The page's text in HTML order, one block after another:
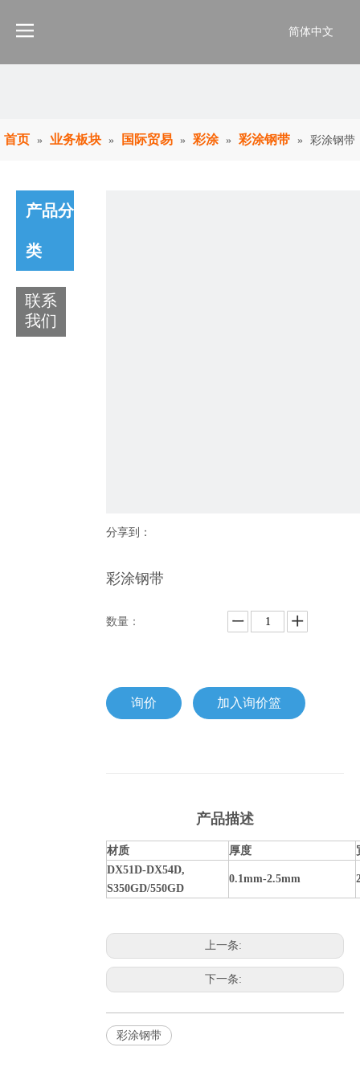
简体中文
首页 » 业务板块 » 国际贸易 » 彩涂 » 彩涂钢带 » 彩涂钢带
产品分
类
联系
我们
分享到：
彩涂钢带
数量：
询价 加入询价篮
产品描述
材质 厚度
DX51D-DX54D,
S350GD/550GD
0.1mm-2.5mm
上一条:
下一条:
彩涂钢带